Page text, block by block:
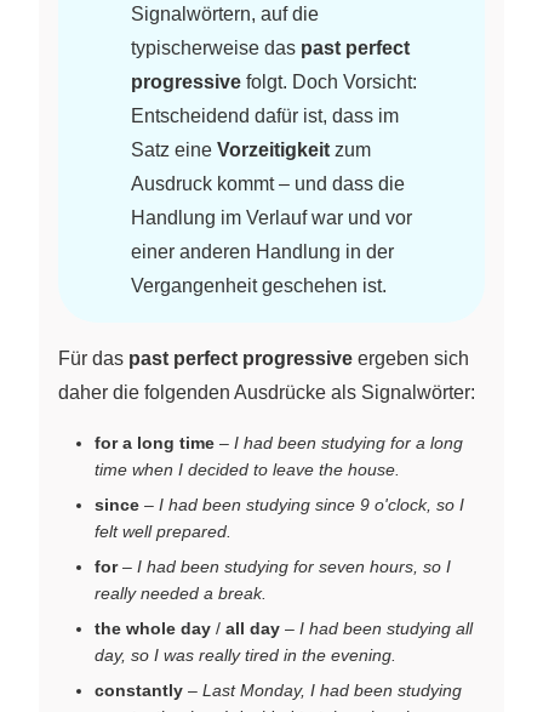
Signalwörtern, auf die
typischerweise das past perfect
progressive folgt. Doch Vorsicht:
Entscheidend dafür ist, dass im
Satz eine Vorzeitigkeit zum
Ausdruck kommt – und dass die
Handlung im Verlauf war und vor
einer anderen Handlung in der
Vergangenheit geschehen ist.
Für das past perfect progressive ergeben sich
daher die folgenden Ausdrücke als Signalwörter:
for a long time – I had been studying for a long
time when I decided to leave the house.
since – I had been studying since 9 o'clock, so I
felt well prepared.
for– I had been studying for seven hours, so I
really needed a break.
the whole day / all day – I had been studying all
day, so I was really tired in the evening.
constantly – Last Monday, I had been studying